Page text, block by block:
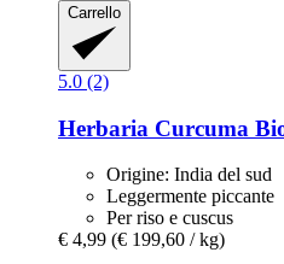
Carrello
5.0 (2)
Herbaria Curcuma
Origine: India del sud
Leggermente piccante
Per riso e cuscus
€ 4,99 (€ 199,60 / kg)